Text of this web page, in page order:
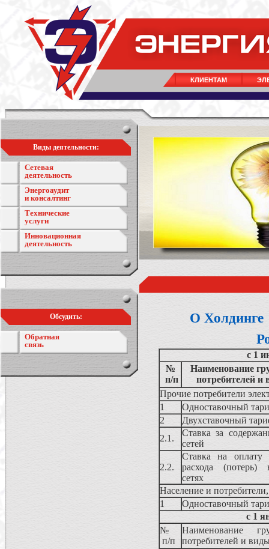
КЛИЕНТАМ
Виды деятельности:
Сетевая
деятельность
Энергоаудит
и консалтинг
Технические
услуги
Инновационная
деятельность
Обсудить:
Обратная
связь
О Холдинге
с 1
№
п/п
Наименование
потребителей
Прочие потребители
1
Одноставочный
2
Двухставочный
2.1.
Ставка за
сетей
2.2.
Ставка на оплату
расхода (потерь)
сетях
Население и
1
Одноставочный
с 1
№
п/п
Наименование
потребителей и